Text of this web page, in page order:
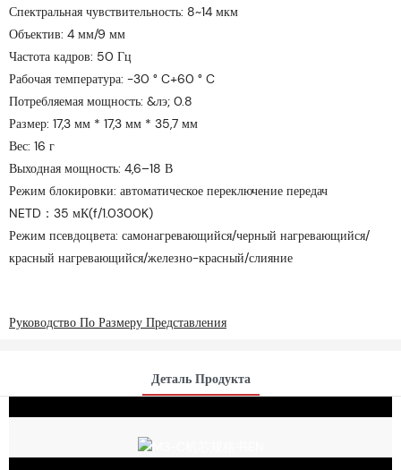
Спектральная чувствительность: 8~14 мкм
Объектив: 4 мм/9 мм
Частота кадров: 50 Гц
Рабочая температура: -30 ° C+60 ° C
Потребляемая мощность: &лэ; 0.8
Размер: 17,3 мм * 17,3 мм * 35,7 мм
Вес: 16 г
Выходная мощность: 4,6–18 В
Режим блокировки: автоматическое переключение передач
NETD：35 мК(f/1.0300K)
Режим псевдоцвета: самонагревающийся/черный нагревающийся/
красный нагревающийся/железно-красный/слияние
Руководство По Размеру Представления
Деталь Продукта